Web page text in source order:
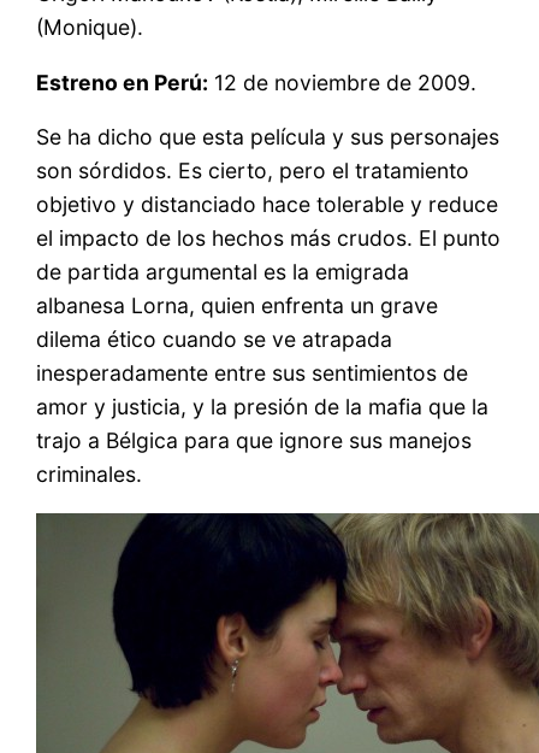
(Monique).
Estreno en Perú: 12 de noviembre de 2009.
Se ha dicho que esta película y sus personajes
son sórdidos. Es cierto, pero el tratamiento
objetivo y distanciado hace tolerable y reduce
el impacto de los hechos más crudos. El punto
de partida argumental es la emigrada
albanesa Lorna, quien enfrenta un grave
dilema ético cuando se ve atrapada
inesperadamente entre sus sentimientos de
amor y justicia, y la presión de la mafia que la
trajo a Bélgica para que ignore sus manejos
criminales.